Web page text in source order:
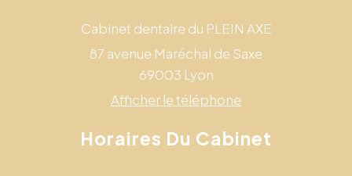
Cabinet dentaire du PLEIN AXE
87 avenue Maréchal de Saxe
69003 Lyon
Afficher le téléphone
Horaires Du Cabinet